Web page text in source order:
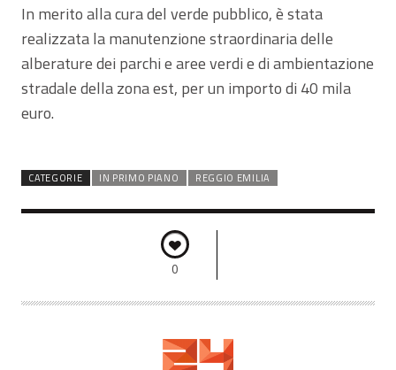
In merito alla cura del verde pubblico, è stata
realizzata la manutenzione straordinaria delle
alberature dei parchi e aree verdi e di ambientazione
stradale della zona est, per un importo di 40 mila
euro.
CATEGORIE IN PRIMO PIANO REGGIO EMILIA
0